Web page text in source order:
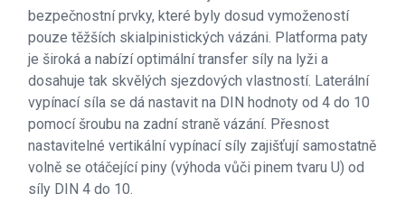
bezpečnostní prvky, které byly dosud vymožeností
pouze těžších skialpinistických vázáni. Platforma paty
je široká a nabízí optimální transfer síly na lyži a
dosahuje tak skvělých sjezdových vlastností. Laterální
vypínací síla se dá nastavit na DIN hodnoty od 4 do 10
pomocí šroubu na zadní straně vázání. Přesnost
nastavitelné vertikální vypínací síly zajišťují samostatně
volně se otáčející piny (výhoda vůči pinem tvaru U) od
síly DIN 4 do 10.